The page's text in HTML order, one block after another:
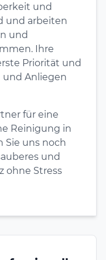
und
und arbeiten
und
Ihre
Priorität und
und Anliegen
für eine
Reinigung in
Sie uns noch
und
ohne Stress